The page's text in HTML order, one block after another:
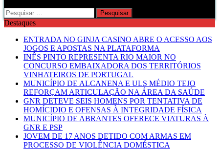
Pesquisar
por:
Destaques
ENTRADA NO GINJA CASINO ABRE O ACESSO AOS
JOGOS E APOSTAS NA PLATAFORMA
INÊS PINTO REPRESENTA RIO MAIOR NO
CONCURSO EMBAIXADORA DOS TERRITÓRIOS
VINHATEIROS DE PORTUGAL
MUNICÍPIO DE ALCANENA E ULS MÉDIO TEJO
REFORÇAM ARTICULAÇÃO NA ÁREA DA SAÚDE
GNR DETEVE SEIS HOMENS POR TENTATIVA DE
HOMÍCIDIO E OFENSAS À INTEGRIDADE FÍSICA
MUNICÍPIO DE ABRANTES OFERECE VIATURAS À
GNR E PSP
JOVEM DE 17 ANOS DETIDO COM ARMAS EM
PROCESSO DE VIOLÊNCIA DOMÉSTICA